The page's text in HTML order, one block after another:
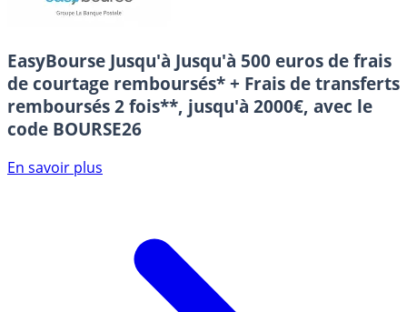
EasyBourse Jusqu'à Jusqu'à 500 euros de frais
de courtage remboursés* + Frais de transferts
remboursés 2 fois**, jusqu'à 2000€, avec le
code BOURSE26
En savoir plus